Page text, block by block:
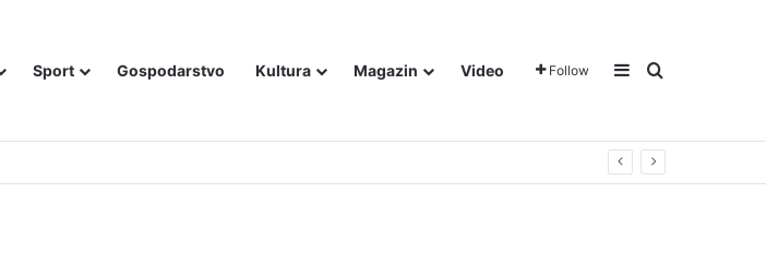
Sport Gospodarstvo Kultura Magazin Video Follow Sidebar
Traži